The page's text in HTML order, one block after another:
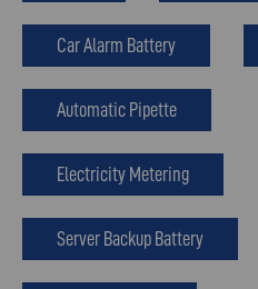
Car Alarm Battery
Automatic Pipette
Electricity Metering
Server Backup Battery